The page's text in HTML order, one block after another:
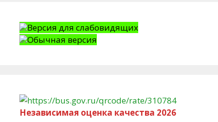
Версия для слабовидящих
Обычная версия
Независимая оценка качества 2026